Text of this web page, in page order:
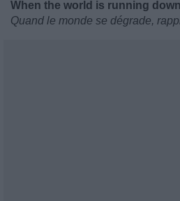
When the world is running
Quand le monde se dégrade,